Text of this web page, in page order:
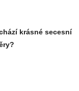
krásné secesní